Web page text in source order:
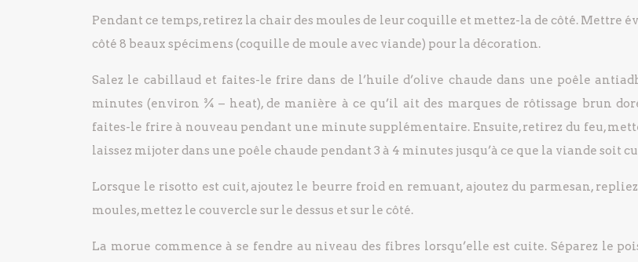
Pendant ce temps, retirez la chair des moules de leur coquille et mettez-la de côté. Mettre
côté 8 beaux spécimens (coquille de moule avec viande) pour la décoration.
Salez le cabillaud et faites-le frire dans de l’huile d’olive chaude dans une poêle
minutes (environ ¾ – heat), de manière à ce qu’il ait des marques de rôtissage brun
faites-le frire à nouveau pendant une minute supplémentaire. Ensuite, retirez du feu,
laissez mijoter dans une poêle chaude pendant 3 à 4 minutes jusqu’à ce que la viande soit
Lorsque le risotto est cuit, ajoutez le beurre froid en remuant, ajoutez du parmesan,
moules, mettez le couvercle sur le dessus et sur le côté.
La morue commence à se fendre au niveau des fibres lorsqu’elle est cuite. Séparez le